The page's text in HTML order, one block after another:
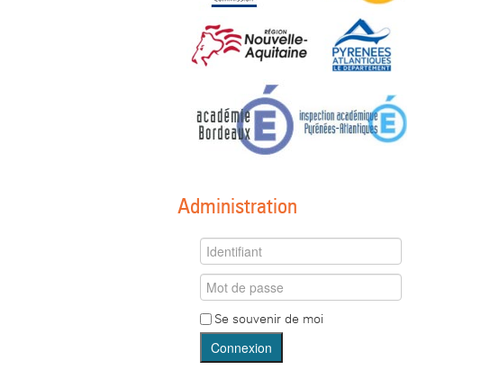
Administration
Se souvenir de moi
Connexion